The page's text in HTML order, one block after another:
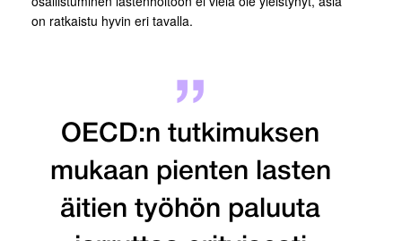
on ratkaistu hyvin eri tavalla.
OECD:n tutkimuksen
mukaan pienten lasten
äitien työhön paluuta